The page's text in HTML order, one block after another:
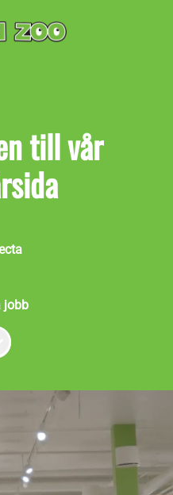
till vår
jobb
för mer innehåll
vår resa